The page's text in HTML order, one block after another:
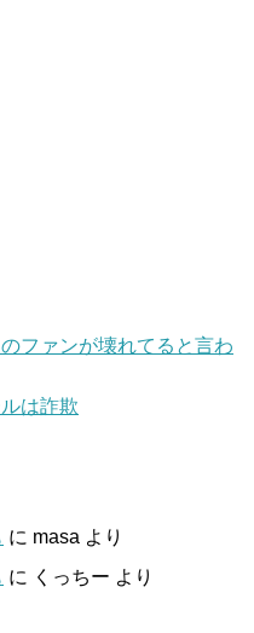
ファンが壊れてると言わ
は詐欺
に masa より
に くっちー より